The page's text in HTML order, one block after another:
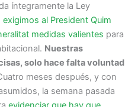
íntegramente la Ley
exigimos al President Quim
medidas valientes para
Nuestras
solo hace falta voluntad
meses después, y con
la semana pasada